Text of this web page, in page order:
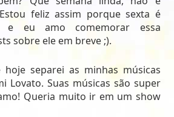
feliz assim porque sexta é
e eu amo comemorar essa
sobre ele em breve ;).
separei as minhas músicas
Lovato. Suas músicas são super
Queria muito ir em um show